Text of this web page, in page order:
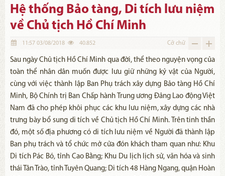
Hệ thống Bảo tàng, Di tích lưu niệm
về Chủ tịch Hồ Chí Minh
11:57 03/08/2018 40.852 Cỡ chữ
Sau ngày Chủ tịch Hồ Chí Minh qua đời, thể theo nguyện vọng của
toàn thể nhân dân muốn được lưu giữ những kỷ vật của Người,
cùng với việc thành lập Ban Phụ trách xây dựng Bảo tàng Hồ Chí
Minh, Bộ Chính trị Ban Chấp hành Trung ương Đảng Lao động Việt
Nam đã cho phép khôi phục các khu lưu niệm, xây dựng các nhà
trưng bày bổ sung di tích về Chủ tịch Hồ Chí Minh. Trên tinh thần
đó, một số địa phương có di tích lưu niệm về Người đã thành lập
Ban phụ trách và tổ chức mở cửa đón khách tham quan như: Khu
Di tích Pác Bó, tỉnh Cao Bằng; Khu Du lịch lịch sử, văn hóa và sinh
thái Tân Trào, tỉnh Tuyên Quang; Di tích 48 Hàng Ngang, quận Hoàn